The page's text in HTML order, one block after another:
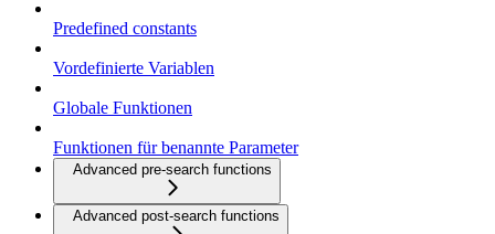
Predefined constants
Vordefinierte Variablen
Globale Funktionen
Funktionen für benannte Parameter
Advanced pre-search functions
Advanced post-search functions